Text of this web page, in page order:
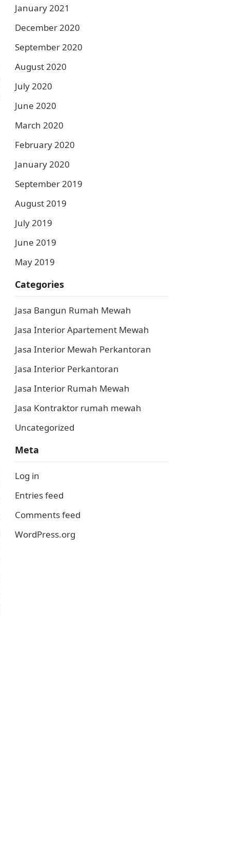
January 2021
December 2020
September 2020
August 2020
July 2020
June 2020
March 2020
February 2020
January 2020
September 2019
August 2019
July 2019
June 2019
May 2019
Categories
Jasa Bangun Rumah Mewah
Jasa Interior Apartement Mewah
Jasa Interior Mewah Perkantoran
Jasa Interior Perkantoran
Jasa Interior Rumah Mewah
Jasa Kontraktor rumah mewah
Uncategorized
Meta
Log in
Entries feed
Comments feed
WordPress.org